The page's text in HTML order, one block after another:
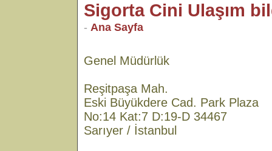
Sigorta Cini Ulaşım
- Ana Sayfa
Genel Müdürlük
Reşitpaşa Mah.
Eski Büyükdere Cad. Park Plaza
No:14 Kat:7 D:19-D 34467
Sarıyer / İstanbul